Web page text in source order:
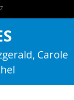
Carole